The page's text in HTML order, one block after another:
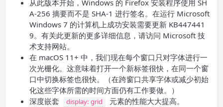
从此版本开始，Windows 的 Firefox 安装程序使用 SH
A-256 摘要而不是 SHA-1 进行签名。在运行 Microsoft
Windows 7 的计算机上成功安装需要更新 KB447441
9。有关此更新的更多详细信息，请访问 Microsoft 技
术支持网站。
在 macOS 11+ 中，我们现在每个窗口只对字体进行一
次光栅化。这意味着打开一个新标签很快，在同一个窗
口中切换标签也很快。（在跨窗口共享字体或减少初始
化这些字体所需的时间方面仍有工作要做。）
深度嵌套
display: grid
元素的性能大大提高。